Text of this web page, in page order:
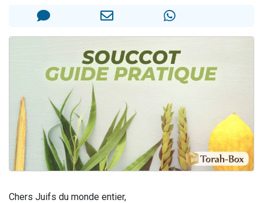
12 nouvelles musiques dans Torah-Box Music
Chers Juifs du monde entier,